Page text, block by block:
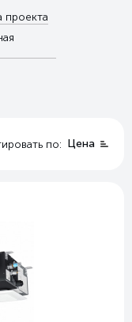
проекта
по: Цена